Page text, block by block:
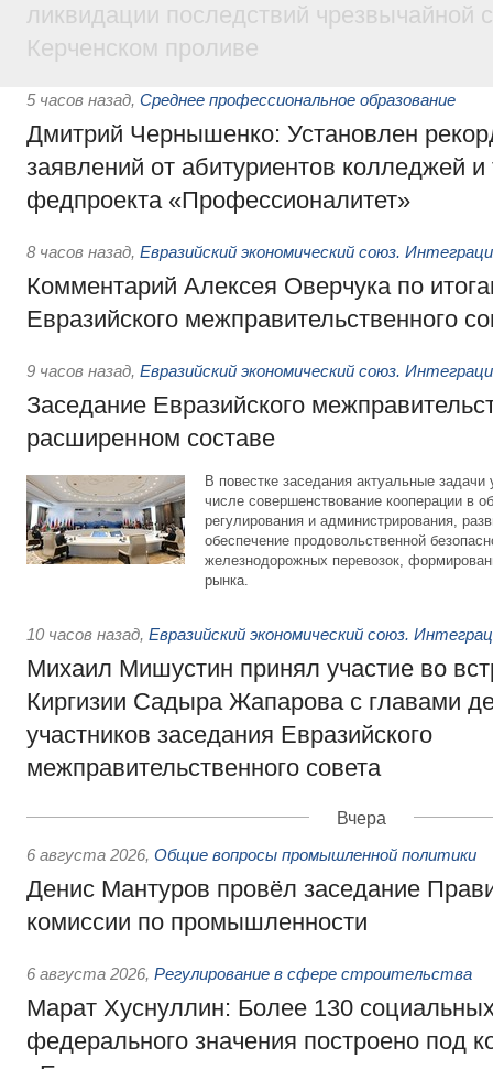
ликвидации последствий чрезвычайной
Керченском проливе
5 часов назад, Среднее профессиональное образование
Дмитрий Чернышенко: Установлен
заявлений от абитуриентов колледжей и
федпроекта «Профессионалитет»
8 часов назад, Евразийский экономический союз.
Комментарий Алексея Оверчука по
Евразийского межправительственного
9 часов назад, Евразийский экономический союз.
Заседание Евразийского
расширенном составе
В повестке заседания актуальные задачи
числе совершенствование кооперации в
регулирования и администрирования,
обеспечение продовольственной
железнодорожных перевозок,
рынка.
10 часов назад, Евразийский экономический союз.
Михаил Мишустин принял участие во
Киргизии Садыра Жапарова с главами
участников заседания Евразийского
межправительственного совета
Вчера
6 августа 2026, Общие вопросы промышленной политики
Денис Мантуров провёл заседание
комиссии по промышленности
6 августа 2026, Регулирование в сфере строительства
Марат Хуснуллин: Более 130
федерального значения построено под